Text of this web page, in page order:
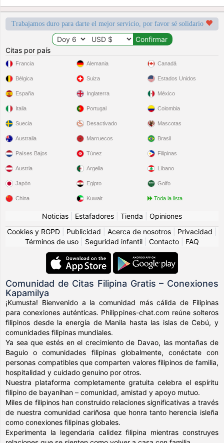
Trabajamos duro para darte el mejor servicio, por favor sé solidario
Citas por país
Francia
Bélgica
España
Italia
Suecia
Alemania
Suiza
Inglaterra
Portugal
Desactivado
Canadá
Estados Unidos
México
Colombia
Mascotas
Australia
Países Bajos
Austria
Japón
China
Marruecos
Túnez
Argelia
Egipto
Kuwait
Brasil
Filipinas
Líbano
Golfo
Toda la lista
Noticias Estafadores Tienda
Opiniones
Cookies y RGPD
Publicidad Acerca de nosotros Privacidad
Términos de uso
Seguridad infantil Contacto FAQ
Comunidad de Citas Filipina Gratis – Conexiones
Kapamilya
¡Kumusta! Bienvenido a la comunidad más cálida de Filipinas
para conexiones auténticas. Philippines-chat.com reúne solteros
filipinos desde la energía de Manila hasta las islas de Cebú, y
comunidades filipinas mundiales.
Ya sea que estés en el crecimiento de Davao, las montañas de
Baguio o comunidades filipinas globalmente, conéctate con
personas compatibles que comparten valores filipinos de familia,
hospitalidad y cuidado genuino por otros.
Nuestra plataforma completamente gratuita celebra el espíritu
filipino de bayanihan – comunidad, amistad y apoyo mutuo.
Miles de filipinos han construido relaciones significativas a través
de nuestra comunidad cariñosa que honra tanto herencia isleña
como conexiones filipinas globales.
Experimenta la legendaria calidez filipina mientras construyes